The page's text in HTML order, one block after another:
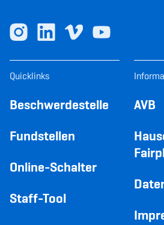
Quicklinks
Beschwerdestelle
Fundstellen
Online-Schalter
Staff-Tool
AVB